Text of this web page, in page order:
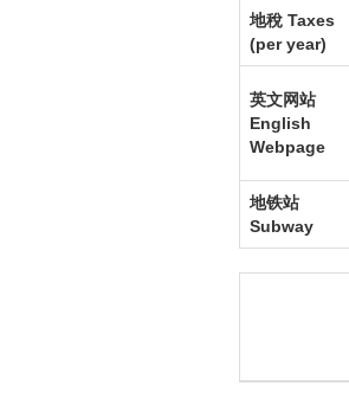
地稅 Taxes
(per year)
英文网站
English
Webpage
地铁站
Subway